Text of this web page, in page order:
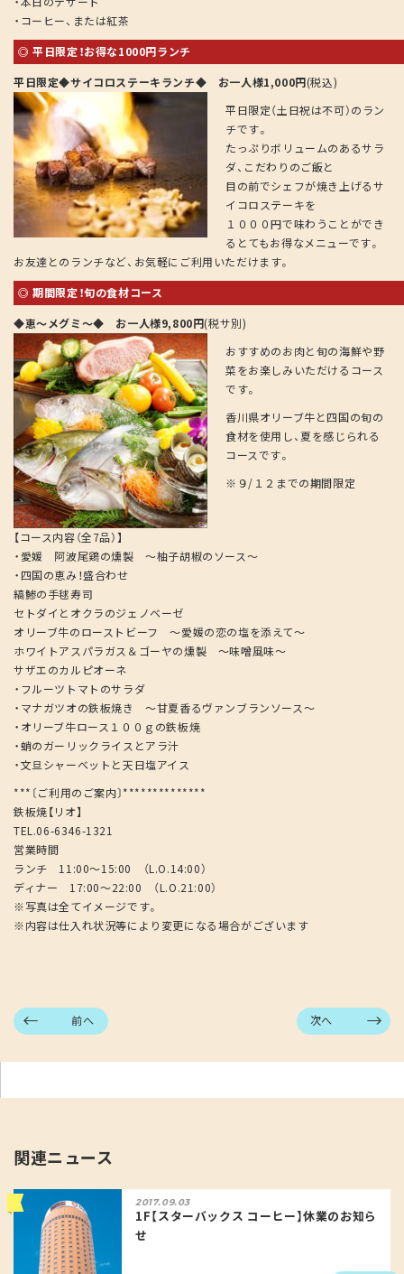
・コーヒー、または紅茶
◎ 平日限定！お得な1000円ランチ
平日限定◆サイコロステーキランチ◆ お一人様1,000円(税込)
平日限定（土日祝は不可）のラン
チです。
たっぷりボリュームのあるサラ
ダ、こだわりのご飯と
目の前でシェフが焼き上げるサ
イコロステーキを
１０００円で味わうことができ
るとてもお得なメニューです。
お友達とのランチなど、お気軽にご利用いただけます。
◎ 期間限定！旬の食材コース
◆恵～メグミ～◆ お一人様9,800円(税サ別)
おすすめのお肉と旬の海鮮や野
菜をお楽しみいただけるコース
です。
香川県オリーブ牛と四国の旬の
食材を使用し、夏を感じられる
コースです。
※９/１２までの期間限定
【コース内容（全7品）】
・愛媛 阿波尾鶏の燻製 ～柚子胡椒のソース～
・四国の恵み！盛合わせ
縞鯵の手毬寿司
セトダイとオクラのジェノベーゼ
オリーブ牛のローストビーフ ～愛媛の恋の塩を添えて～
ホワイトアスパラガス＆ゴーヤの燻製 ～味噌風味～
サザエのカルピオーネ
・フルーツトマトのサラダ
・マナガツオの鉄板焼き ～甘夏香るヴァンブランソース～
・オリーブ牛ロース１００ｇの鉄板焼
・蛸のガーリックライスとアラ汁
・文旦シャーベットと天日塩アイス
***〔ご利用のご案内〕**************
鉄板焼【リオ】
TEL.06-6346-1321
営業時間
ランチ 11:00～15:00 （L.O.14:00）
ディナー 17:00～22:00 （L.O.21:00）
※写真は全てイメージです。
※内容は仕入れ状況等により変更になる場合がございます
前へ 次へ
関連ニュース
2017.09.03
1F【スターバックス コーヒー】休業のお知ら
せ